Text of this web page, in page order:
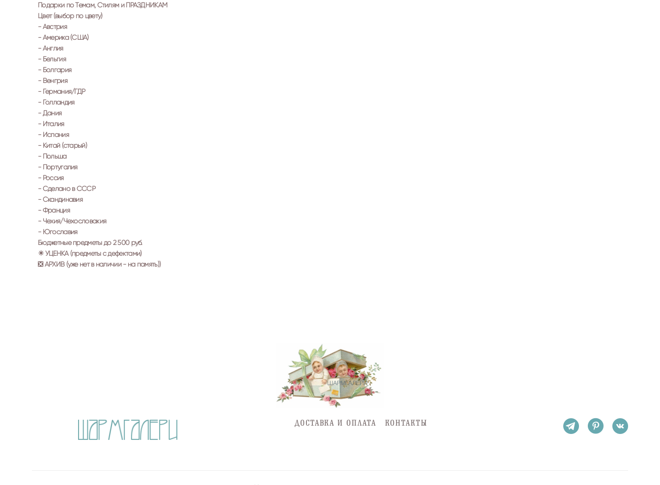
Подарки по Темам, Стилям и ПРАЗДНИКАМ
Цвет (выбор по цвету)
- Австрия
- Америка (США)
- Англия
- Бельгия
- Болгария
- Венгрия
- Германия/ГДР
- Голландия
- Дания
- Италия
- Испания
- Китай (старый)
- Польша
- Португалия
- Россия
- Сделано в СССР
- Скандинавия
- Франция
- Чехия/Чехословакия
- Югославия
Бюджетные предметы до 2 500 руб.
✴️ УЦЕНКА (предметы с дефектами)
❎ АРХИВ (уже нет в наличии - на память))
ДОСТАВКА И ОПЛАТА КОНТАКТЫ